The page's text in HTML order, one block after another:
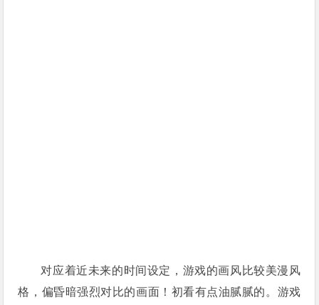
对应着近未来的时间设定，游戏的画风比较美漫风
格，偏昏暗强烈对比的画面！初看有点油腻腻的。游戏